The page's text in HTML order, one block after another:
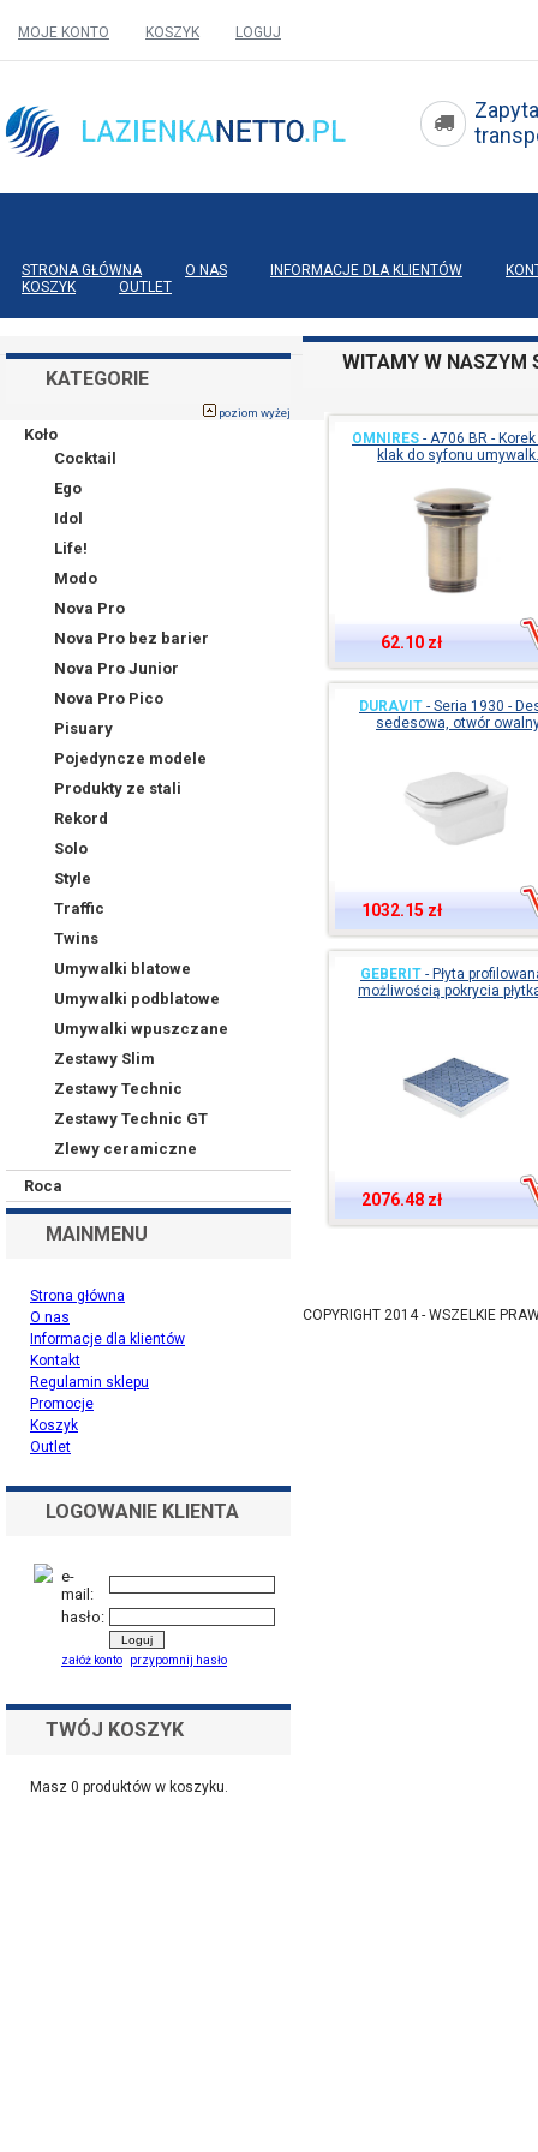
MOJE KONTO KOSZYK LOGUJ
STRONA GŁÓWNA O NAS INFORMACJE DLA KLIENTÓW
KOSZYK
OUTLET
KATEGORIE
poziom wyżej
Koło
Cocktail
Ego
Idol
Life!
Modo
Nova Pro
Nova Pro bez barier
Nova Pro Junior
Nova Pro Pico
Pisuary
Pojedyncze modele
Produkty ze stali
Rekord
Solo
Style
Traffic
Twins
Umywalki blatowe
Umywalki podblatowe
Umywalki wpuszczane
Zestawy Slim
Zestawy Technic
Zestawy Technic GT
Zlewy ceramiczne
Roca
MAINMENU
Strona główna
O nas
Informacje dla klientów
Kontakt
Regulamin sklepu
Promocje
Koszyk
Outlet
LOGOWANIE KLIENTA
e-
mail:
hasło:
załóż konto przypomnij hasło
TWÓJ KOSZYK
Masz 0 produktów w koszyku.
WITAMY W NASZYM
OMNIRES - A706 BR -
klak do syfonu umywalk.
62.10 zł
DURAVIT - Seria 1930 -
sedesowa, otwór
1032.15 zł
GEBERIT - Płyta
możliwością pokrycia
2076.48 zł
COPYRIGHT 2014 - WSZELKIE